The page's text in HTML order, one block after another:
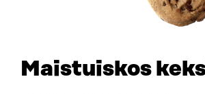
Maistuiskos